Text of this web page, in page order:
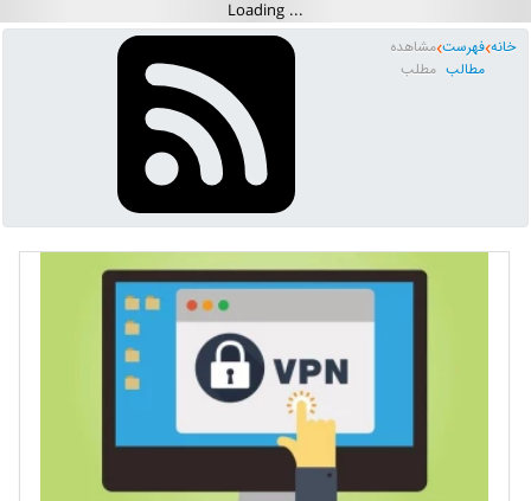
خانه فهرست
مطالب
مشاهده
مطلب